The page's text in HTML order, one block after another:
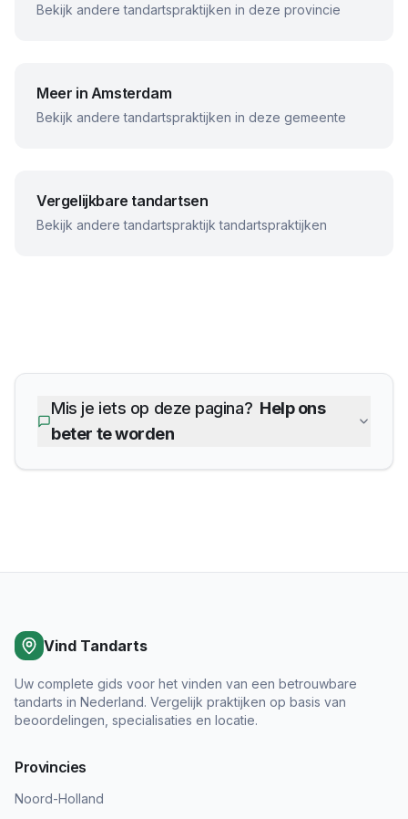
Bekijk andere tandartspraktijken in deze provincie
Meer in Amsterdam
Bekijk andere tandartspraktijken in deze gemeente
Vergelijkbare tandartsen
Bekijk anderetandartspraktijk tandartspraktijken
Mis je iets op deze pagina? Help ons
beter te worden
Vind Tandarts
Uw complete gids voor het vinden van een betrouwbare
tandarts in Nederland. Vergelijk praktijken op basis van
beoordelingen, specialisaties en locatie.
Provincies
Noord-Holland